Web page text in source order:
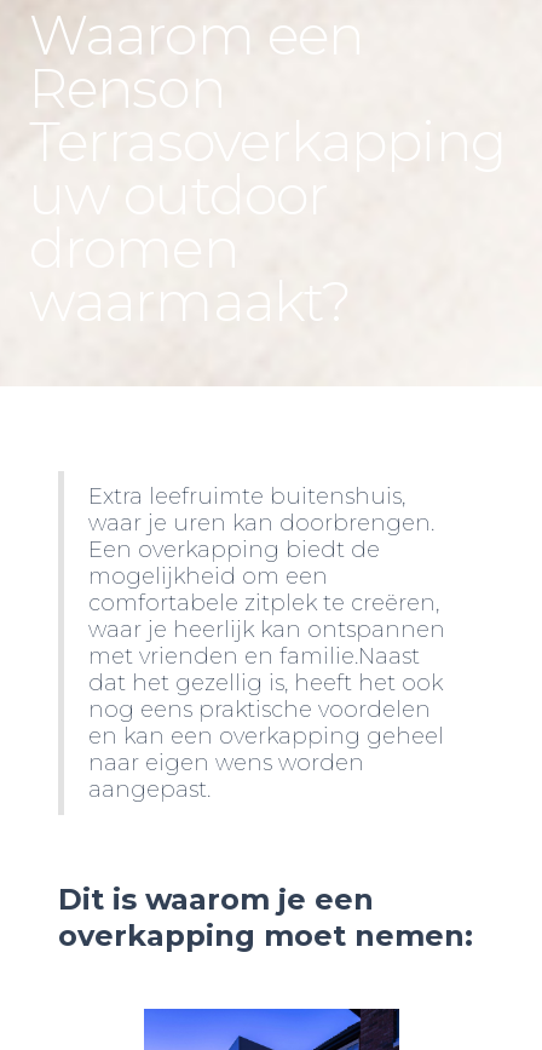
Waarom een
Renson
Terrasoverkapping
uw outdoor
waarmaakt?
Extra leefruimte buitenshuis,
waar je uren kan doorbrengen.
Een overkapping biedt de
mogelijkheid om een
comfortabele zitplek te creëren,
waar je heerlijk kan ontspannen
met vrienden en familie.Naast
dat het gezellig is, heeft het ook
nog eens praktische voordelen
en kan een overkapping geheel
naar eigen wens worden
aangepast.
Dit is waarom je een
overkapping moet nemen: